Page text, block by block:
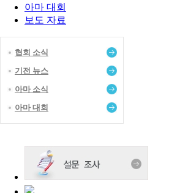
아마 대회
보도 자료
협회 소식
기전 뉴스
아마 소식
아마 대회